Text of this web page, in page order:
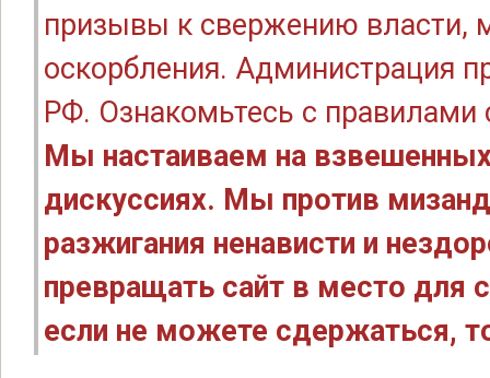
призывы к свержению власти,
оскорбления. Администрация
РФ. Ознакомьтесь с правилами
Мы настаиваем на
дискуссиях. Мы против
разжигания ненависти и
превращать сайт в место для
если не можете сдержаться,